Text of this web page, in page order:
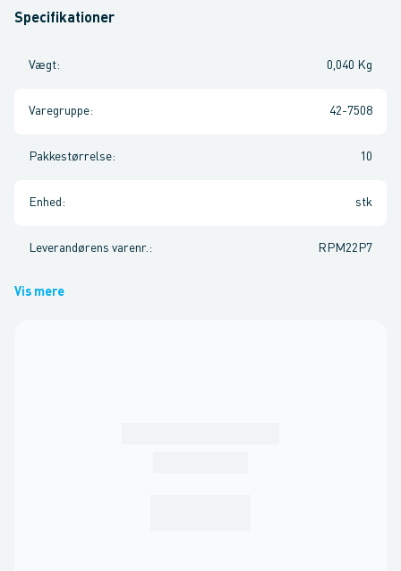
Specifikationer
Vægt: 0,040 Kg
Varegruppe: 42-7508
Pakkestørrelse: 10
Enhed : stk
Leverandørens varenr. : RPM22P7
Vis mere